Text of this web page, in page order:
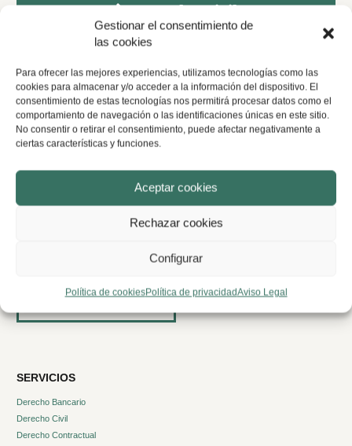
Gestionar el consentimiento de
las cookies
Para ofrecer las mejores experiencias, utilizamos tecnologías como las
cookies para almacenar y/o acceder a la información del dispositivo. El
consentimiento de estas tecnologías nos permitirá procesar datos como el
comportamiento de navegación o las identificaciones únicas en este sitio.
No consentir o retirar el consentimiento, puede afectar negativamente a
ciertas características y funciones.
Aceptar cookies
Rechazar cookies
Configurar
Política de cookiesPolítica de privacidadAviso Legal
Derecho Civil
Derecho Penal
SERVICIOS
Derecho Bancario
Derecho Civil
Derecho Contractual